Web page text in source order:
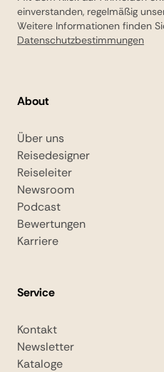
einverstanden, regelmäßig
Weitere Informationen finden
Datenschutzbestimmungen
About
Über uns
Reisedesigner
Reiseleiter
Newsroom
Podcast
Bewertungen
Karriere
Service
Kontakt
Newsletter
Kataloge